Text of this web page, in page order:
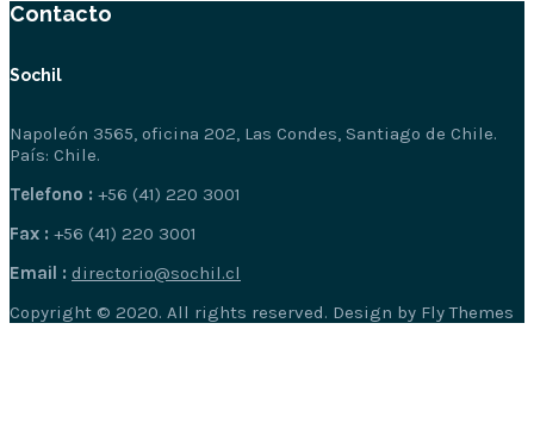
Contacto
Sochil
Napoleón 3565, oficina 202, Las Condes, Santiago de Chile.
País: Chile.
Telefono : +56 (41) 220 3001
Fax : +56 (41) 220 3001
Email : directorio@sochil.cl
Copyright © 2020. All rights reserved. Design by Fly Themes